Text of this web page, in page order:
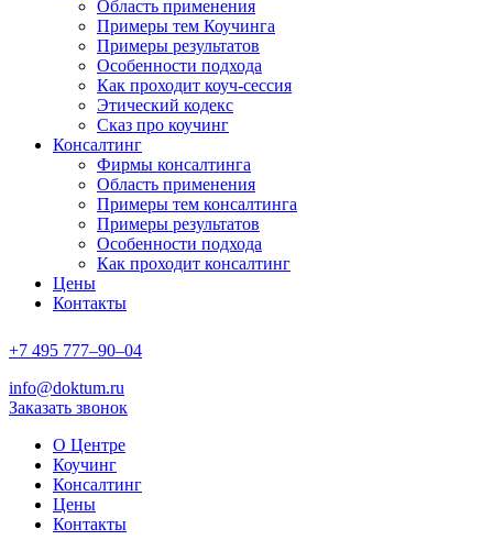
Область применения
Примеры тем Коучинга
Примеры результатов
Особенности подхода
Как проходит коуч-сессия
Этический кодекс
Сказ про коучинг
Консалтинг
Фирмы консалтинга
Область применения
Примеры тем консалтинга
Примеры результатов
Особенности подхода
Как проходит консалтинг
Цены
Контакты
+7 495 777–90–04
info@doktum.ru
Заказать звонок
О Центре
Коучинг
Консалтинг
Цены
Контакты